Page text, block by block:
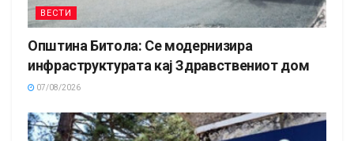
ВЕСТИ
Општина Битола: Се модернизира
инфраструктурата кај Здравствениот дом
07/08/2026